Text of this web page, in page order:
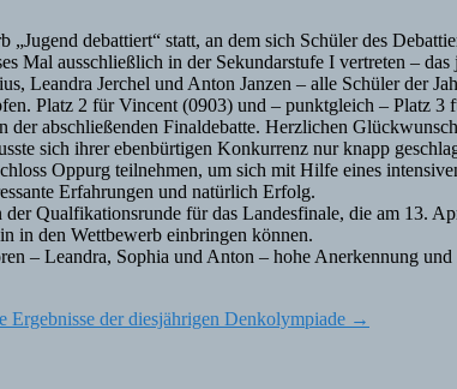
debattiert“ statt, an dem sich Schüler des
Mal ausschließlich in der Sekundarstufe I vertreten –
Jerchel und Anton Janzen – alle Schüler der
Platz 2 für Vincent (0903) und – punktgleich – Platz
der abschließenden Finaldebatte. Herzlichen
sich ihrer ebenbürtigen Konkurrenz nur knapp
Oppurg teilnehmen, um sich mit Hilfe eines
Erfahrungen und natürlich Erfolg.
Qualfikationsrunde für das Landesfinale, die am 13.
in den Wettbewerb einbringen können.
– Leandra, Sophia und Anton – hohe Anerkennung
Ergebnisse der diesjährigen Denkolympiade →